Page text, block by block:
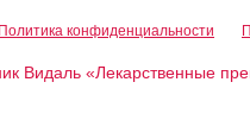
Политика конфиденциальности
Видаль «Лекарственные